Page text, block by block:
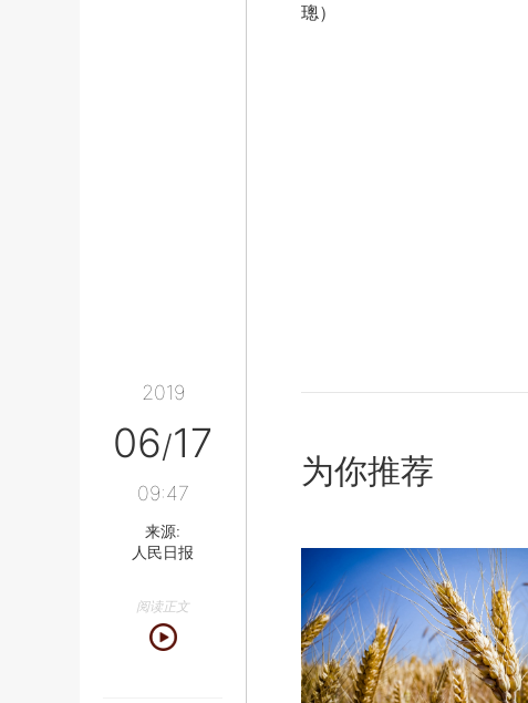
2019
06/17
09:47
来源:
人民日报
阅读正文
璁）
为你推荐